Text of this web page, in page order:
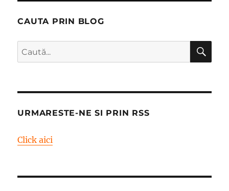
CAUTA PRIN BLOG
Caută
după:
URMARESTE-NE SI PRIN RSS
Click aici